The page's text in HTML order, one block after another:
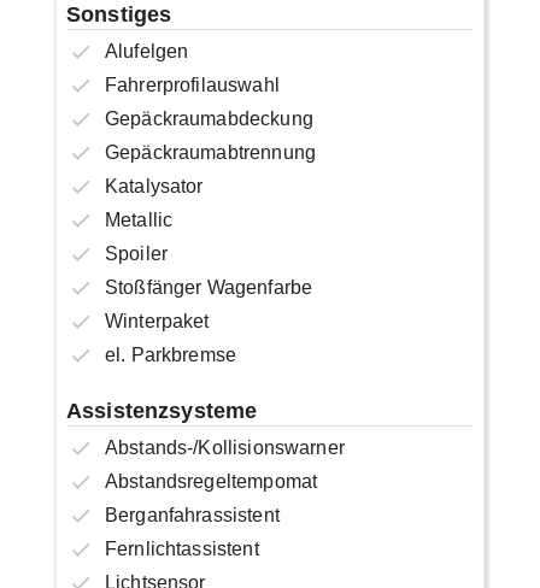
Sonstiges
Alufelgen
Fahrerprofilauswahl
Gepäckraumabdeckung
Gepäckraumabtrennung
Katalysator
Metallic
Spoiler
Stoßfänger Wagenfarbe
Winterpaket
el. Parkbremse
Assistenzsysteme
Abstands-/Kollisionswarner
Abstandsregeltempomat
Berganfahrassistent
Fernlichtassistent
Lichtsensor